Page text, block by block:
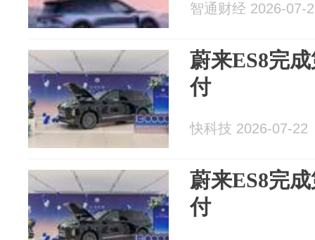
智通财经 2026-07-
蔚来ES8完
付
快科技 2026-07-22
蔚来ES8完
付